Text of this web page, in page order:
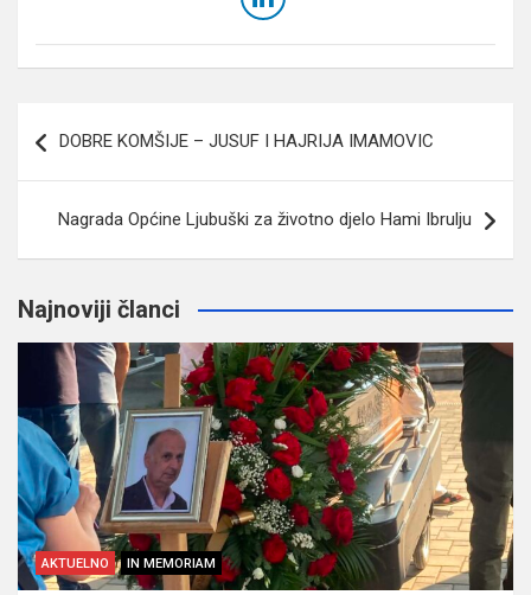
članaka
DOBRE KOMŠIJE – JUSUF I HAJRIJA IMAMOVIC
Nagrada Općine Ljubuški za životno djelo Hami Ibrulju
Najnoviji članci
AKTUELNO IN MEMORIAM